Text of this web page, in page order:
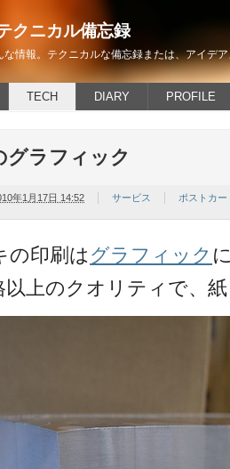
クニカル備忘録
情報。テクニカルな備忘録または、アイデ
TECH DIARY PROFILE
グラフィック
年1月17日 14:52 サービス ポストカー
の印刷は グラフィック
以上のクオリティで、